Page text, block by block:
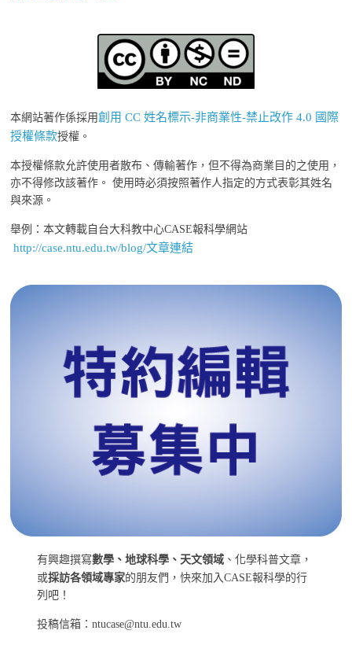
本網站著作係採用創用 CC 姓名標示-非商業性-禁止改作 4.0 國際
授權條款授權。
本授權條款允許使用者散布、傳輸著作，但不得為商業目的之使用，
亦不得修改該著作。 使用時必須按照著作人指定的方式表彰其姓名
與來源。
舉例：本文轉載自台大科教中心CASE報科學網站
http://case.ntu.edu.tw/blog/文章連結
有興趣撰寫數學、地球科學、天文領域 、化學科普文章，
或採訪各領域專家的朋友們，快來加入CASE報科學的行
列吧！
投稿信箱：ntucase@ntu.edu.tw